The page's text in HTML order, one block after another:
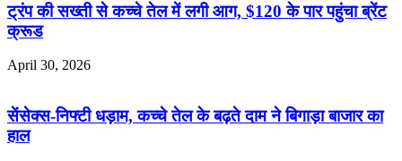
ट्रंप की सख्ती से कच्चे तेल में लगी आग, $120 के पार पहुंचा ब्रेंट
क्रूड
April 30, 2026
सेंसेक्स-निफ्टी धड़ाम, कच्चे तेल के बढ़ते दाम ने बिगाड़ा बाजार का
हाल